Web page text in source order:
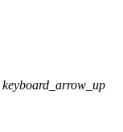
keyboard_arrow_up